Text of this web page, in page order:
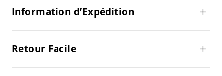
Information d’Expédition
Retour Facile